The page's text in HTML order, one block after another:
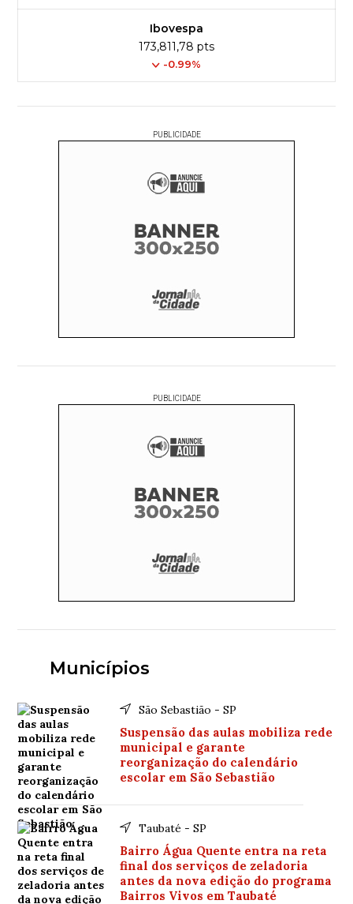
Ibovespa
173,811,78 pts
-0.99%
PUBLICIDADE
PUBLICIDADE
Municípios
São Sebastião - SP
Suspensão das aulas mobiliza rede
municipal e garante
reorganização do calendário
escolar em São Sebastião
Taubaté - SP
Bairro Água Quente entra na reta
final dos serviços de zeladoria
antes da nova edição do programa
Bairros Vivos em Taubaté